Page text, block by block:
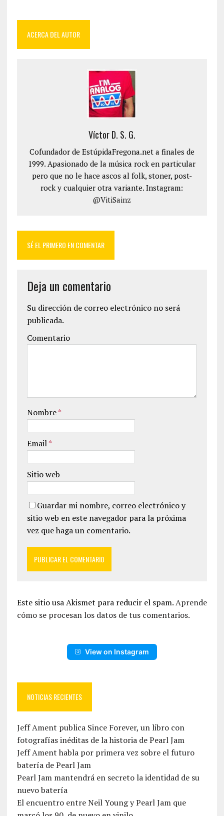
ACERCA DEL AUTOR
Víctor D. S. G.
Cofundador de EstúpidaFregona.net a finales de
1999. Apasionado de la música rock en particular
pero que no le hace ascos al folk, stoner, post-
rock y cualquier otra variante. Instagram:
@VitiSainz
SÉ EL PRIMERO EN COMENTAR
Deja un comentario
Su dirección de correo electrónico no será
publicada.
Comentario
Nombre*
Email*
Sitio web
Guardar mi nombre, correo electrónico y
sitio web en este navegador para la próxima
vez que haga un comentario.
Este sitio usa Akismet para reducir el spam.Aprende
cómo se procesan los datos de tus comentarios.
View on Instagram
NOTICIAS RECIENTES
Jeff Ament publica Since Forever, un libro con
fotografías inéditas de la historia de Pearl Jam
Jeff Ament habla por primera vez sobre el futuro
batería de Pearl Jam
Pearl Jam mantendrá en secreto la identidad de su
nuevo batería
El encuentro entre Neil Young y Pearl Jam que